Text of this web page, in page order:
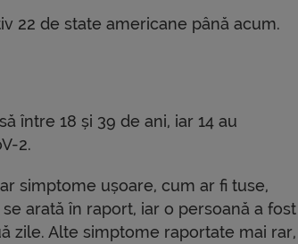
22 de state americane până acum.
între 18 și 39 de ani, iar 14 au
2.
simptome ușoare, cum ar fi tuse,
arată în raport, iar o persoană a fost
zile. Alte simptome raportate mai rar,